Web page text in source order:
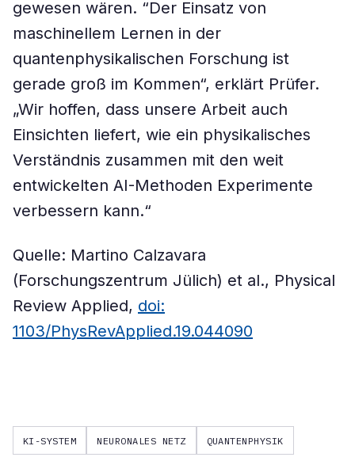
gewesen wären. “Der Einsatz von
maschinellem Lernen in der
quantenphysikalischen Forschung ist
gerade groß im Kommen“, erklärt Prüfer.
„Wir hoffen, dass unsere Arbeit auch
Einsichten liefert, wie ein physikalisches
Verständnis zusammen mit den weit
entwickelten AI-Methoden Experimente
verbessern kann.“
Quelle: Martino Calzavara
(Forschungszentrum Jülich) et al., Physical
Review Applied, doi:
1103/PhysRevApplied.19.044090
KI-SYSTEM NEURONALES NETZ QUANTENPHYSIK